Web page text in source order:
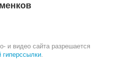
и видео сайта разрешается
гиперссылки.